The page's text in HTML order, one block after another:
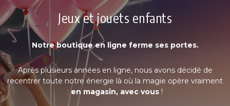
Jeux et jouets enfants
Notre boutique en ligne ferme ses portes.
Après plusieurs années en ligne, nous avons décidé de
recentrer toute notre énergie là où la magie opère vraiment
:en magasin, avec vous !